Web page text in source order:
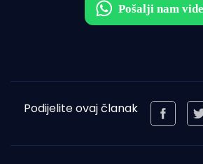
Podijelite ovaj članak